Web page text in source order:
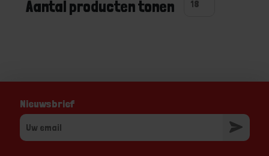
Aantal producten tonen
Nieuwsbrief